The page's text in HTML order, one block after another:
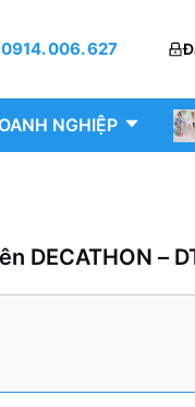
0914. 006. 627
NGHIỆP
DECATHON –